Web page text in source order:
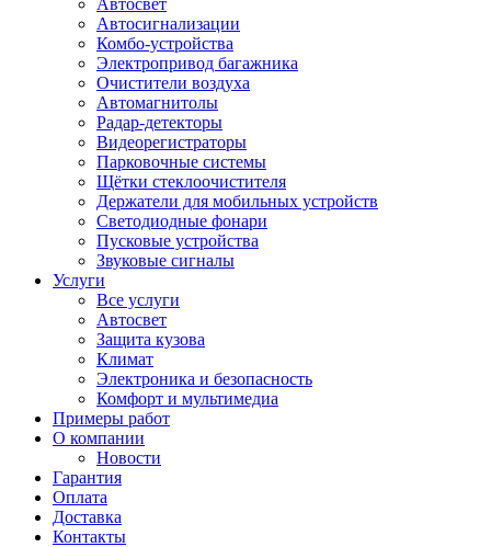
Автосвет
Автосигнализации
Комбо-устройства
Электропривод багажника
Очистители воздуха
Автомагнитолы
Радар-детекторы
Видеорегистраторы
Парковочные системы
Щётки стеклоочистителя
Держатели для мобильных устройств
Светодиодные фонари
Пусковые устройства
Звуковые сигналы
Услуги
Все услуги
Автосвет
Защита кузова
Климат
Электроника и безопасность
Комфорт и мультимедиа
Примеры работ
О компании
Новости
Гарантия
Оплата
Доставка
Контакты